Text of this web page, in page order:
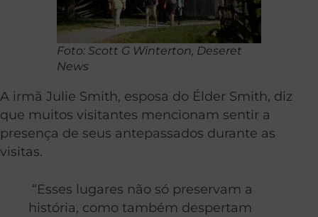
Foto: Scott G Winterton, Deseret
News
A irmã Julie Smith, esposa do Élder Smith, diz
que muitos visitantes mencionam sentir a
presença de seus antepassados durante as
visitas.
“Esses lugares não só preservam a
história, como também despertam